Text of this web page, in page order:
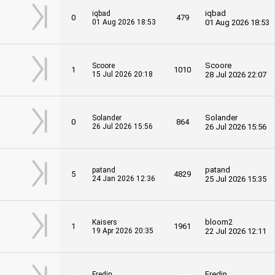
0
iqbad
01 Aug 2026 18:53
479
iqbad
01 Aug 2026 18:53
1
Scoore
15 Jul 2026 20:18
1010
Scoore
28 Jul 2026 22:07
0
Solander
26 Jul 2026 15:56
864
Solander
26 Jul 2026 15:56
5
patand
24 Jan 2026 12:36
4829
patand
25 Jul 2026 15:35
1
Kaisers
19 Apr 2026 20:35
1961
bloom2
22 Jul 2026 12:11